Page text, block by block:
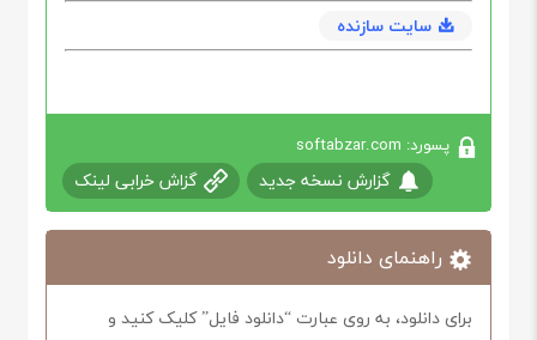
سایت سازنده
پسورد: softabzar.com
گزارش نسخه جدید گزاش خرابی لینک
راهنمای دانلود
برای دانلود، به روی عبارت “دانلود فایل” کلیک کنید و